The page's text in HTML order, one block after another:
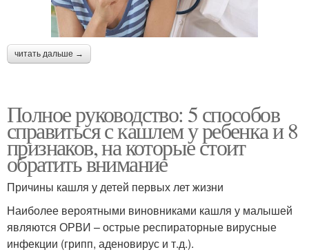
читать дальше →
Полное руководство: 5 способов
справиться с кашлем у ребенка и 8
признаков, на которые стоит
обратить внимание
Причины кашля у детей первых лет жизни
Наиболее вероятными виновниками кашля у малышей
являются ОРВИ – острые респираторные вирусные
инфекции (грипп, аденовирус и т.д.).